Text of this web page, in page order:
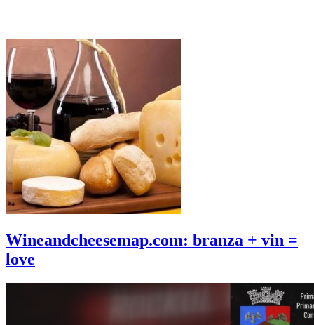
Wineandcheesemap.com: branza + vin =
love